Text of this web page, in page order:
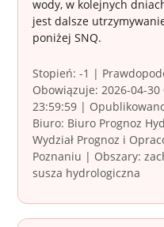
wody, w kolejnych
jest dalsze
poniżej SNQ.
Stopień: -1 |
Obowiązuje: 2026-04-30
23:59:59 |
Biuro: Biuro Prognoz
Wydział Prognoz i
Poznaniu | Obszary:
susza hydrologiczna